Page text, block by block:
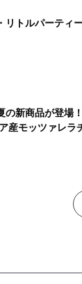
リトルパーティ
の新商品が登場
産モッツァレラ